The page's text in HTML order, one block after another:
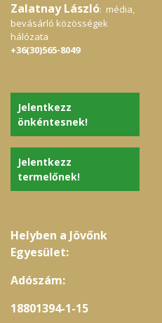
Zalatnay László: média,
bevásárló közösségek
hálózata
+36(30)565-8049
Jelentkezz
önkéntesnek!
Jelentkezz
termelőnek!
Helyben a Jövőnk
Egyesület:
Adószám:
18801394-1-15